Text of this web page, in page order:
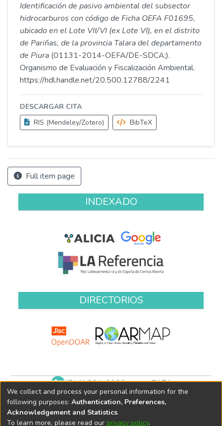
Identificación de pasivo ambiental del subsector
hidrocarburos con código de Ficha OEFA F01695,
ubicado en el Lote VII/VI (ex Lote VI), en el distrito
de Pariñas, de la provincia Talara del departamento
de Piura (01131-2014-OEFA/DE-SDCA;).
Organismo de Evaluación y Fiscalización Ambiental.
https://hdl.handle.net/20.500.12788/2241
DESCARGAR CITA
RIS (Mendeley/Zotero)
BibTeX
Full item page
INDEXADO
DIRECTORIOS
(511) 204-9900 anexo 7171
biblioteca@oefa.gob.pe
We collect and process your personal information for the
following purposes: Authentication, Preferences,
Acknowledgement and Statistics.
To learn more, please read our privacy policy.